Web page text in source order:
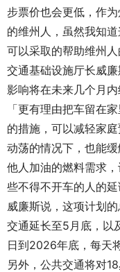
步票价也会更低，作
的维州人，虽然我知
可以采取的帮助维州人
交通基础设施厅长威
影响将在未来几个月
「更有理由把车留在
的措施，可以减轻家
动荡的情况下，也能
他人加油的燃料需求
些不得不开车的人的延
威廉斯说，这项计划
交通延长至5月底，以
日到2026年底，每天
另外，公共交通将对